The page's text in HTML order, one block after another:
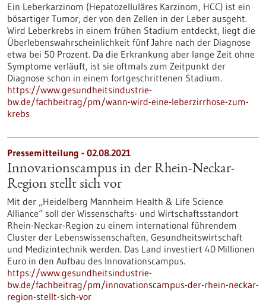
Ein Leberkarzinom (Hepatozelluläres Karzinom, HCC) ist ein
bösartiger Tumor, der von den Zellen in der Leber ausgeht.
Wird Leberkrebs in einem frühen Stadium entdeckt, liegt die
Überlebenswahrscheinlichkeit fünf Jahre nach der Diagnose
etwa bei 50 Prozent. Da die Erkrankung aber lange Zeit ohne
Symptome verläuft, ist sie oftmals zum Zeitpunkt der
Diagnose schon in einem fortgeschrittenen Stadium.
https://www.gesundheitsindustrie-
bw.de/fachbeitrag/pm/wann-wird-eine-leberzirrhose-zum-
krebs
Pressemitteilung - 02.08.2021
Innovationscampus in der Rhein-Neckar-
Region stellt sich vor
Mit der „Heidelberg Mannheim Health & Life Science
Alliance“ soll der Wissenschafts- und Wirtschaftsstandort
Rhein-Neckar-Region zu einem international führendem
Cluster der Lebenswissenschaften, Gesundheitswirtschaft
und Medizintechnik werden. Das Land investiert 40 Millionen
Euro in den Aufbau des Innovationscampus.
https://www.gesundheitsindustrie-
bw.de/fachbeitrag/pm/innovationscampus-der-rhein-neckar-
region-stellt-sich-vor